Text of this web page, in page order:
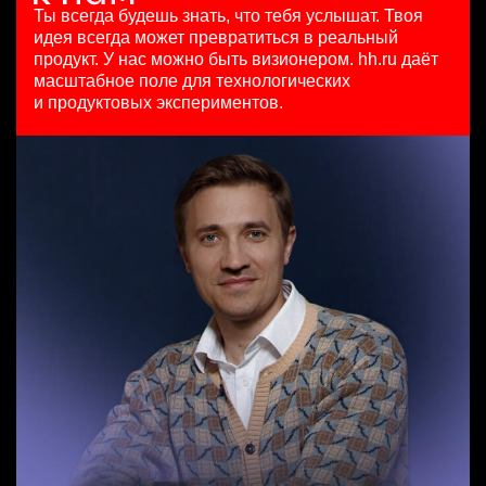
4 авг. 2026
з/п не указана
Москва
HeadHunter::Коммерческий департамент
15000000 so'm
Специалист телемаркетинга
HeadHunter::Телефонные продажи
29 июл. 2026
з/п не указана
Москва
Менеджер по внешним коммуникациям (Узбекистан)
HeadHunter::Департамент маркетинга
24 июл. 2026
з/п не указана
Ташкент
Ты всегда будешь знать, что тебя услышат. Твоя
идея всегда может превратиться в реальный
продукт. У нас можно быть визионером. hh.ru даёт
масштабное поле для технологических
и продуктовых экспериментов.